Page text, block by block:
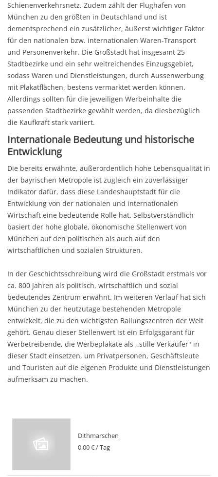
Schienenverkehrsnetz. Zudem zählt der Flughafen von
München zu den größten in Deutschland und ist
dementsprechend ein zusätzlicher, äußerst wichtiger Faktor
für den nationalen bzw. internationalen Waren-Transport
und Personenverkehr. Die Großstadt hat insgesamt 25
Stadtbezirke und ein sehr weitreichendes Einzugsgebiet,
sodass Waren und Dienstleistungen, durch Aussenwerbung
mit Plakatflächen, bestens vermarktet werden können.
Allerdings sollten für die jeweiligen Werbeinhalte die
passenden Stadtbezirke gewählt werden, da diesbezüglich
die Kaufkraft stark variiert.
Internationale Bedeutung und historische
Entwicklung
Die bereits erwähnte, außerordentlich hohe Lebensqualität in
der bayrischen Metropole ist zugleich ein zuverlässiger
Indikator dafür, dass diese Landeshauptstadt für die
Entwicklung von der nationalen und internationalen
Wirtschaft eine bedeutende Rolle hat. Selbstverständlich
basiert der hohe globale, ökonomische Stellenwert von
München auf den politischen als auch auf den
wirtschaftlichen und sozialen Strukturen.
In der Geschichtsschreibung wird die Großstadt erstmals vor
ca. 800 Jahren als politisch, wirtschaftlich und sozial
bedeutendes Zentrum erwähnt. Im weiteren Verlauf hat sich
München zu der heutzutage bestehenden Metropole
entwickelt, die zu den wichtigsten Ballungszentren der Welt
gehört. Genau dieser Stellenwert ist ein Erfolgsgarant für
Werbetreibende, die Werbeplakate als ,,stille Verkäufer" in
dieser Stadt einsetzen, um Privatpersonen, Geschäftsleute
und Touristen auf die eigenen Produkte und Dienstleistungen
aufmerksam zu machen.
Dithmarschen
0,00 € / Tag